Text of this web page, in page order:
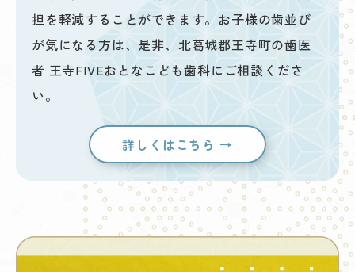
担を軽減することができます。お子様の歯並び
が気になる方は、是非、北葛城郡王寺町の歯医
者 王寺FIVEおとなこども歯科にご相談くださ
い。
詳しくはこちら →